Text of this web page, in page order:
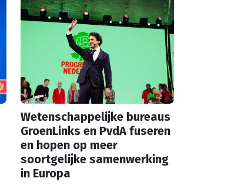
Wetenschappelijke bureaus
GroenLinks en PvdA fuseren
en hopen op meer
soortgelijke samenwerking
in Europa